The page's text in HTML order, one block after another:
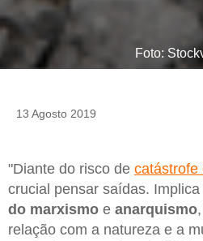
Foto:
13 Agosto 2019
"Diante do risco de catástrofe
crucial pensar saídas.
do marxismo e anarquismo
relação com a natureza e a